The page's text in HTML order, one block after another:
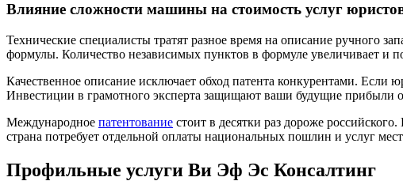
Влияние сложности машины на стоимость услуг
Технические специалисты тратят разное время на описание ручного
формулы. Количество независимых пунктов в формуле увеличивает и
Качественное описание исключает обход патента конкурентами.
Инвестиции в грамотного эксперта защищают ваши будущие прибыли
Международное патентование стоит в десятки раз дороже
страна потребует отдельной оплаты национальных пошлин и услуг
Профильные услуги Ви Эф Эс Консалтинг